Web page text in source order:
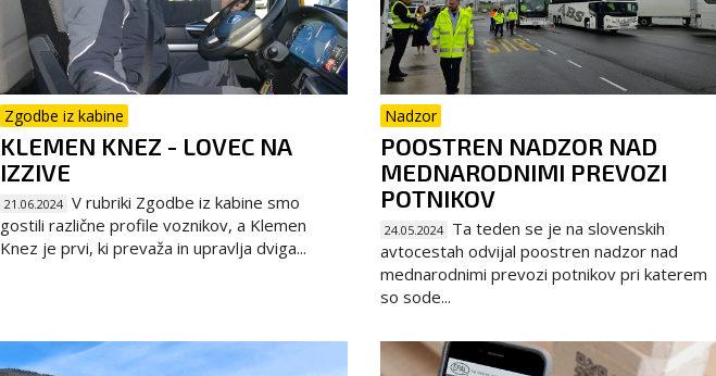
Zgodbe iz kabine
KLEMEN KNEZ - LOVEC NA
IZZIVE
21.06.2024 V rubriki Zgodbe iz kabine smo
gostili različne profile voznikov, a Klemen
Knez je prvi, ki prevaža in upravlja dviga...
Nadzor
POOSTREN NADZOR NAD
MEDNARODNIMI PREVOZI
POTNIKOV
24.05.2024 Ta teden se je na slovenskih
avtocestah odvijal poostren nadzor nad
mednarodnimi prevozi potnikov pri katerem
so sode...